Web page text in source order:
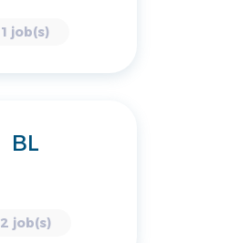
1 job(s)
BL
2 job(s)